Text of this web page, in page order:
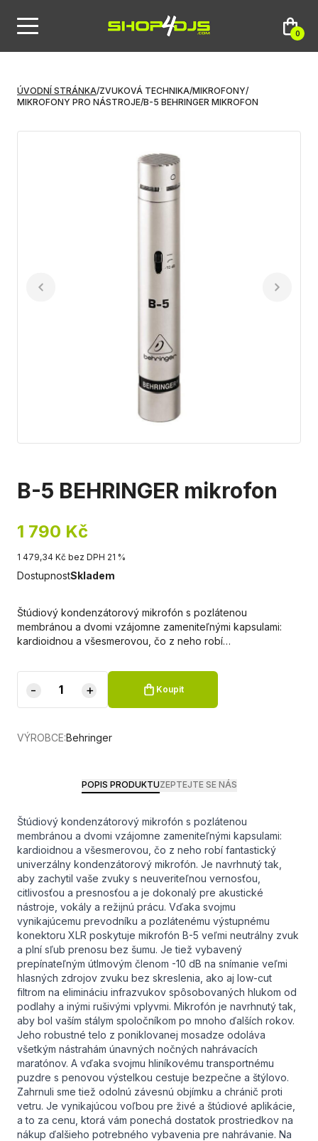
0
ÚVODNÍ STRÁNKA/ZVUKOVÁ TECHNIKA/MIKROFONY/
MIKROFONY PRO NÁSTROJE/B-5 BEHRINGER MIKROFON
B-5 BEHRINGER mikrofon
1 790 Kč
1 479,34 Kč bez DPH 21 %
DostupnostSkladem
Štúdiový kondenzátorový mikrofón s pozlátenou
membránou a dvomi vzájomne zameniteľnými kapsulami:
kardioidnou a všesmerovou, čo z neho robí…
- + Koupit
VÝROBCE:Behringer
POPIS PRODUKTUZEPTEJTE SE NÁS
Štúdiový kondenzátorový mikrofón s pozlátenou
membránou a dvomi vzájomne zameniteľnými kapsulami:
kardioidnou a všesmerovou, čo z neho robí fantastický
univerzálny kondenzátorový mikrofón. Je navrhnutý tak,
aby zachytil vaše zvuky s neuveriteľnou vernosťou,
citlivosťou a presnosťou a je dokonalý pre akustické
nástroje, vokály a režijnú prácu. Vďaka svojmu
vynikajúcemu prevodníku a pozlátenému výstupnému
konektoru XLR poskytuje mikrofón B-5 veľmi neutrálny zvuk
a plní sľub prenosu bez šumu. Je tiež vybavený
prepínateľným útlmovým členom -10 dB na snímanie veľmi
hlasných zdrojov zvuku bez skreslenia, ako aj low-cut
filtrom na elimináciu infrazvukov spôsobovaných hlukom od
podlahy a inými rušivými vplyvmi. Mikrofón je navrhnutý tak,
aby bol vaším stálym spoločníkom po mnoho ďalších rokov.
Jeho robustné telo z poniklovanej mosadze odoláva
všetkým nástrahám únavných nočných nahrávacích
maratónov. A vďaka svojmu hliníkovému transportnému
puzdre s penovou výstelkou cestuje bezpečne a štýlovo.
Zahrnuli sme tiež odolnú závesnú objímku a chránič proti
vetru. Je vynikajúcou voľbou pre živé a štúdiové aplikácie,
a to za cenu, ktorá vám ponechá dostatok prostriedkov na
nákup ďalšieho potrebného vybavenia pre nahrávanie. Na